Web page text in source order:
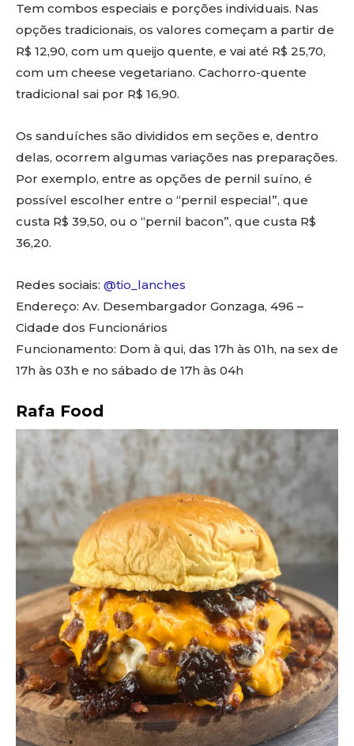
Tem combos especiais e porções individuais. Nas
opções tradicionais, os valores começam a partir de
R$ 12,90, com um queijo quente, e vai até R$ 25,70,
com um cheese vegetariano. Cachorro-quente
tradicional sai por R$ 16,90.
Os sanduíches são divididos em seções e, dentro
delas, ocorrem algumas variações nas preparações.
Por exemplo, entre as opções de pernil suíno, é
possível escolher entre o “pernil especial”, que
custa R$ 39,50, ou o “pernil bacon”, que custa R$
36,20.
Redes sociais: @tio_lanches
Endereço: Av. Desembargador Gonzaga, 496 –
Cidade dos Funcionários
Funcionamento: Dom à qui, das 17h às 01h, na sex de
17h às 03h e no sábado de 17h às 04h
Rafa Food